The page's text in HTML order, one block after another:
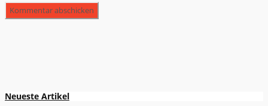
Neueste Artikel